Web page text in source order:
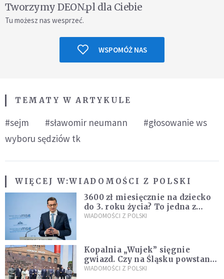
Tworzymy DEON.pl dla Ciebie
Tu możesz nas wesprzeć.
WSPOMÓŻ NAS
TEMATY W ARTYKULE
#sejm #sławomir neumann
#głosowanie ws
wyboru sędziów tk
WIĘCEJ W:WIADOMOŚCI Z POLSKI
3600 zł miesięcznie na dziecko
do 3. roku życia? To jedna z
propozycji programu "Rozwój
WIADOMOŚCI Z POLSKI
Kopalnia „Wujek” sięgnie
gwiazd. Czy na Śląsku powstanie
„Dolina Krzemowa”?
WIADOMOŚCI Z POLSKI